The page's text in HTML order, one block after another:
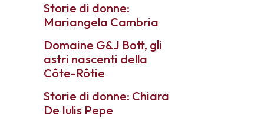
Storie di donne:
Mariangela Cambria
Domaine G&J Bott, gli
astri nascenti della
Côte-Rôtie
Storie di donne: Chiara
De Iulis Pepe